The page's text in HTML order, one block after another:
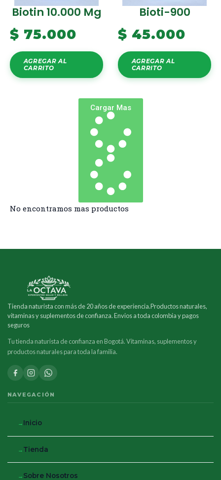
Biotin 10.000 Mg
$ 75.000
AGREGAR AL
CARRITO
Bioti-900
$ 45.000
AGREGAR AL
CARRITO
Cargar Mas
No encontramos mas productos
Tienda naturista con más de 20 años de experiencia.Productos naturales,
vitaminas y suplementos de confianza. Envios a toda colombia y pagos
seguros
Tu tienda naturista de confianza en Bogotá. Vitaminas, suplementos y
productos naturales para toda la familia.
NAVEGACIÓN
Inicio
Tienda
Sobre Nosotros